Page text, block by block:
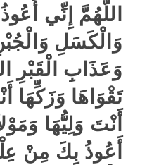
اللَّهُمَّ إِنِّي
وَالْكَسَلِ
وَعَذَابِ الْقَبْرِ
تَقْوَاهَا وَزَكِّهَا
أَنْتَ وَلِيُّهَا
أَعُوذُ بِكَ مِنْ